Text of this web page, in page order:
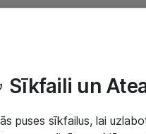
Sīkfaili un
puses sīkfailus, lai